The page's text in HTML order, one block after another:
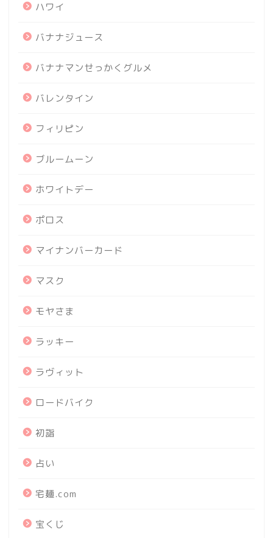
ハワイ
バナナジュース
バナナマンせっかくグルメ
バレンタイン
フィリピン
ブルームーン
ホワイトデー
ポロス
マイナンバーカード
マスク
モヤさま
ラッキー
ラヴィット
ロードバイク
初詣
占い
宅麺.com
宝くじ